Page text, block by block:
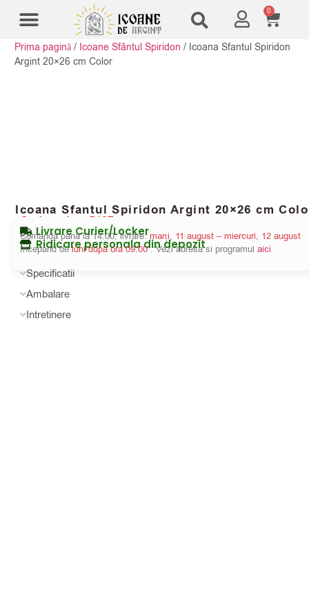
0
Prima pagină / Icoane Sfântul Spiridon / Icoana Sfantul Spiridon
Argint 20×26 cm Color
Icoana Sfantul Spiridon Argint 20×26 cm
Cod produs: 5487
Livrare Curier/Locker
Comanda pana la 14:00, livrare:marți, 11 august – miercuri, 12 august
Ridicare personala din depozit
Incepand deluni dupa ora 09:00. Vezi adresa si programul aici
Specificatii
Ambalare
Intretinere